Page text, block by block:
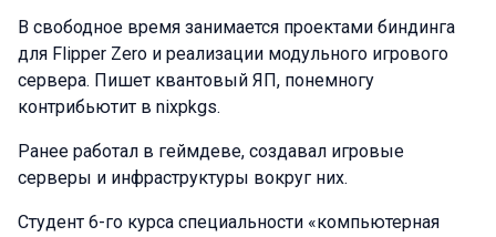
В свободное время занимается проектами биндинга
для Flipper Zero и реализации модульного игрового
сервера. Пишет квантовый ЯП, понемногу
контрибьютит в nixpkgs.
Ранее работал в геймдеве, создавал игровые
серверы и инфраструктуры вокруг них.
Студент 6-го курса специальности «компьютерная